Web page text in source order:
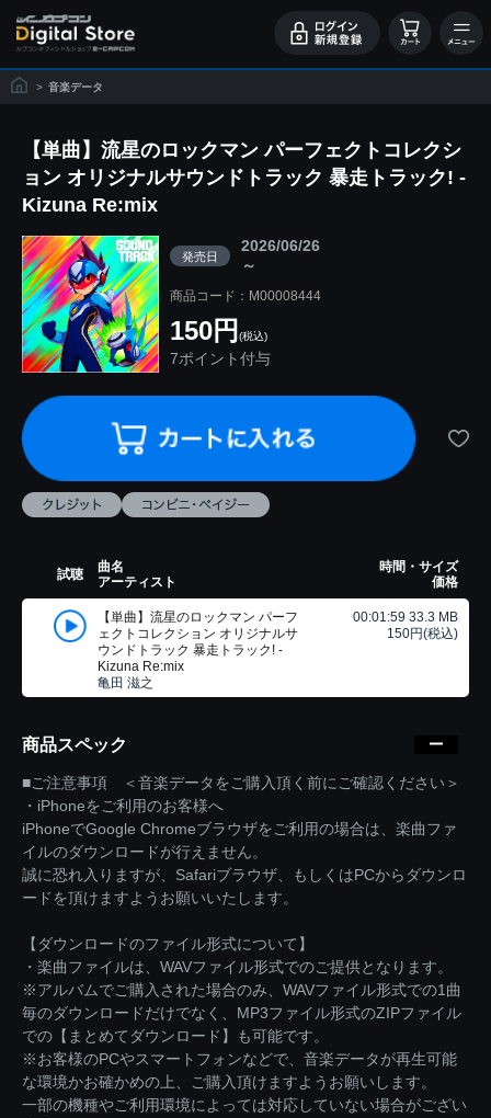
> 音楽データ
【単曲】流星のロックマン パーフェクトコレクシ
ョン オリジナルサウンドトラック 暴走トラック! -
Kizuna Re:mix
発売日
2026/06/26
～
商品コード：M00008444
150円 (税込)
7ポイント付与
試聴
曲名
アーティスト
時間・サイズ
価格
【単曲】流星のロックマン パーフ
ェクトコレクション オリジナルサ
ウンドトラック 暴走トラック! -
Kizuna Re:mix
亀田 滋之
00:01:59 33.3 MB
150円(税込)
商品スペック
■ご注意事項 ＜音楽データをご購入頂く前にご確認ください＞
・iPhoneをご利用のお客様へ
iPhoneでGoogle Chromeブラウザをご利用の場合は、楽曲ファ
イルのダウンロードが行えません。
誠に恐れ入りますが、Safariブラウザ、もしくはPCからダウンロ
ードを頂けますようお願いいたします。
【ダウンロードのファイル形式について】
・楽曲ファイルは、WAVファイル形式でのご提供となります。
※アルバムでご購入された場合のみ、WAVファイル形式での1曲
毎のダウンロードだけでなく、MP3ファイル形式のZIPファイル
での【まとめてダウンロード】も可能です。
※お客様のPCやスマートフォンなどで、音楽データが再生可能
な環境かお確かめの上、ご購入頂けますようお願いします。
一部の機種やご利用環境によっては対応していない場合がござい